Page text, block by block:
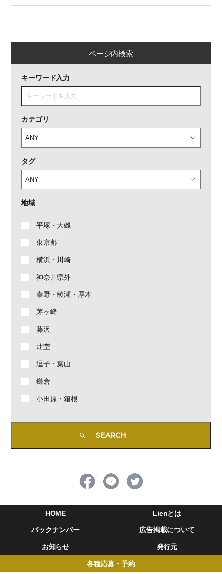
ページ内検索
キーワード入力
カテゴリ
タグ
地域
平塚・大磯
東京都
横浜・川崎
神奈川県外
秦野・綾瀬・厚木
茅ヶ崎
藤沢
辻堂
逗子・葉山
鎌倉
小田原・箱根
HOME Lienとは
バックナンバー 広告掲載について
お知らせ 発行元
各種応募・予約